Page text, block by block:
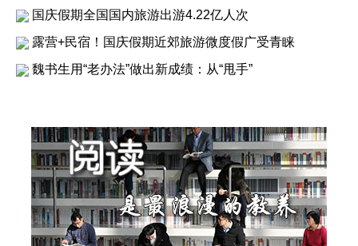
国庆假期全国国内旅游出游4.22亿人次
露营+民宿！国庆假期近郊旅游微度假广受青睐
魏书生用“老办法”做出新成绩：从“甩手”